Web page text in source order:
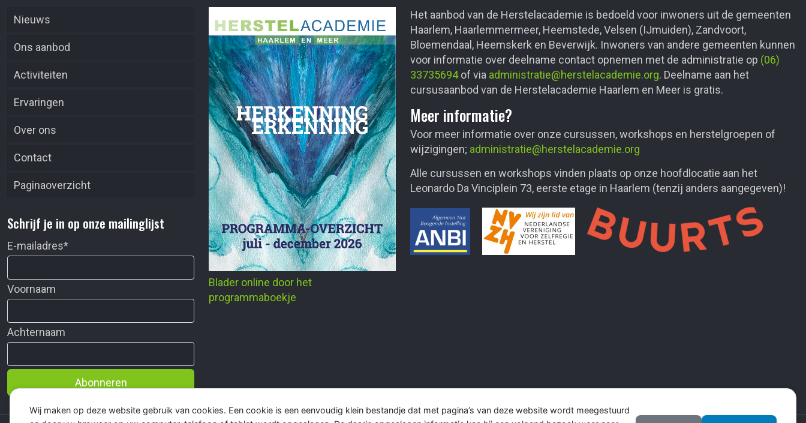
Nieuws
Ons aanbod
Activiteiten
Ervaringen
Over ons
Contact
Paginaoverzicht
Schrijf je in op onze mailinglijst
E-mailadres*
Voornaam
Achternaam
Abonneren
Blader online door het
programmaboekje
Het aanbod van de Herstelacademie is bedoeld voor inwoners uit de gemeenten
Haarlem, Haarlemmermeer, Heemstede, Velsen (IJmuiden), Zandvoort,
Bloemendaal, Heemskerk en Beverwijk. Inwoners van andere gemeenten kunnen
voor informatie over deelname contact opnemen met de administratie op (06)
33735694of via administratie@herstelacademie.org. Deelname aan het
cursusaanbod van de Herstelacademie Haarlem en Meer is gratis.
Meer informatie?
Voor meer informatie over onze cursussen, workshops en herstelgroepen of
wijzigingen; administratie@herstelacademie.org
Alle cursussen en workshops vinden plaats op onze hoofdlocatie aan het
Leonardo Da Vinciplein 73, eerste etage in Haarlem (tenzij anders aangegeven)!
Wij maken op deze website gebruik van cookies. Een cookie is een eenvoudig klein bestandje dat met pagina’s van deze website wordt meegestuurd